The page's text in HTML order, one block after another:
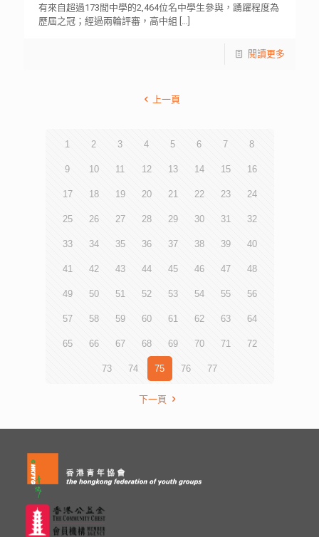
有來自超過173間中學的2,464位名中學生參與，踴躍程度為
歷屆之冠；經過兩輪評審，高中組 […]
閱讀更多
上一頁
1 2 3 4 5 6 7 8
9 10 11 12 13 14 15 16
17 18 19 20 21 22 23 24
25 26 27 28 29 30 31 32
33 34 35 36 37 38 39 40
41 42 43 44 45 46 47 48
49 50 51 52 53 54 55 56
57 58 59 60 61 62 63 64
65 66 67 68 69 70 71 72
73 74 75 76 77
下一頁